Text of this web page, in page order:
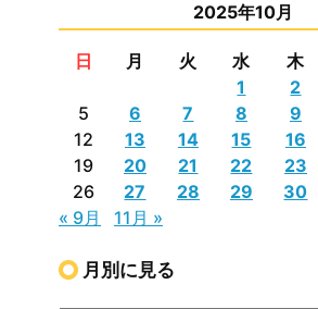
2025年10月
日 月 火 水 木
1
2
5
6 7 8 9
12
13 14 15 16
19
20 21 22 23
26
27 28 29 30
« 9月
11月 »
月別に見る